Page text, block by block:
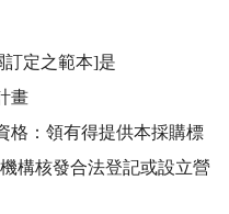
訂定之範本]是
畫
格：領有得提供本採購標
構核發合法登記或設立營